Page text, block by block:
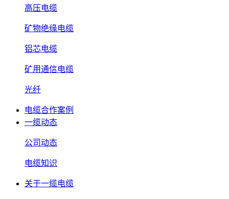
高压电缆
矿物绝缘电缆
铝芯电缆
矿用通信电缆
光纤
电缆合作案例
一缆动态
公司动态
电缆知识
关于一缆电缆